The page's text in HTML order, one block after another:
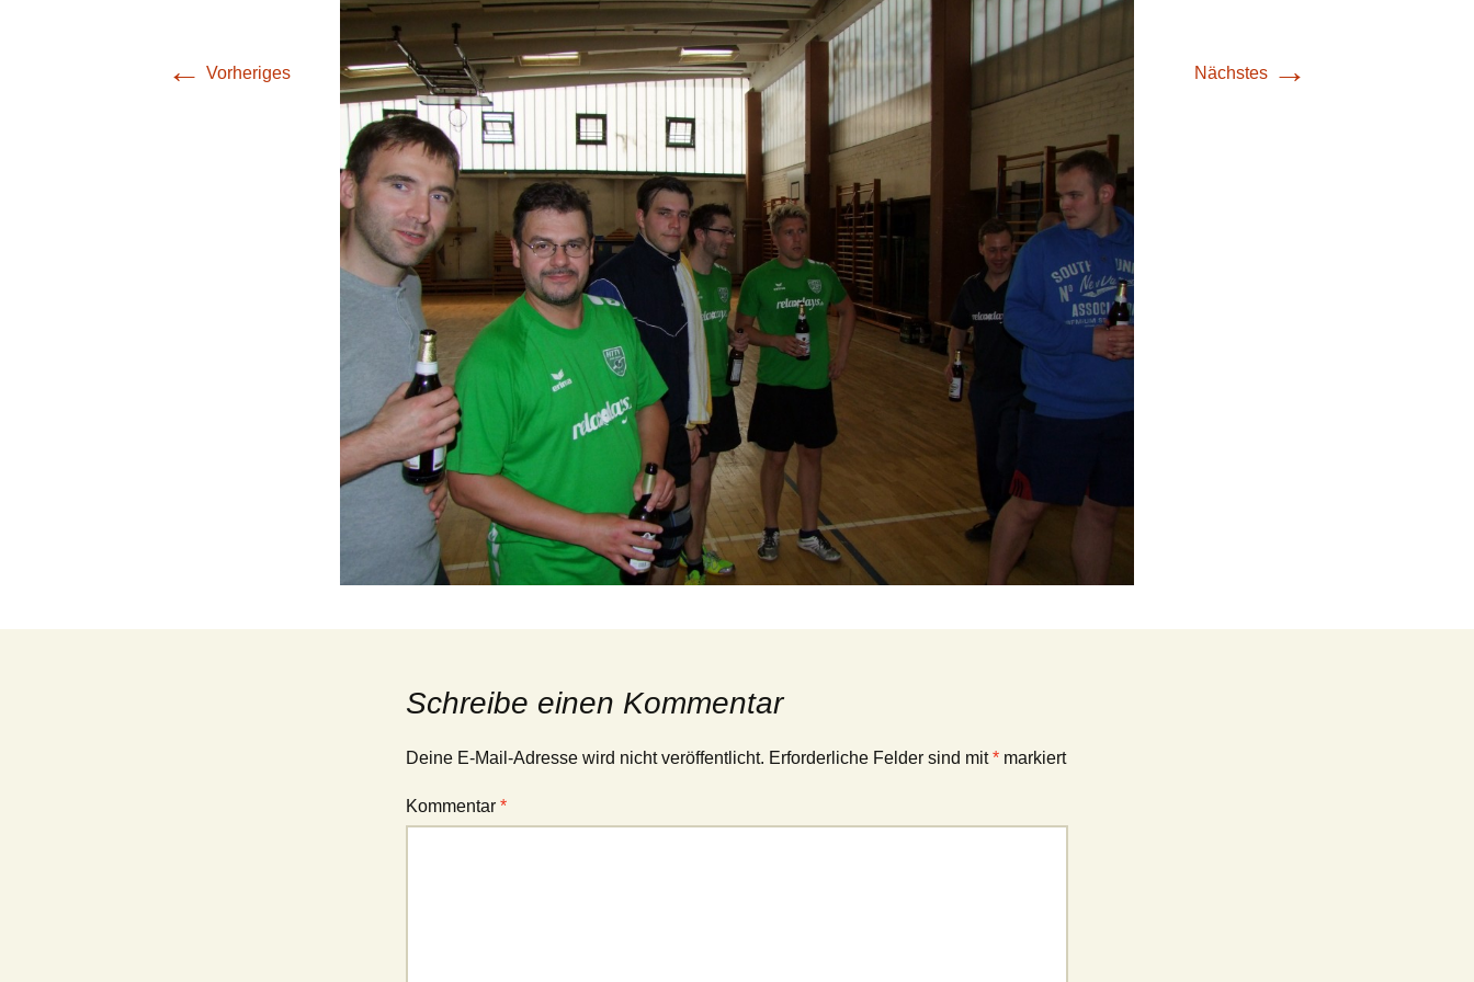
(Bezirksliga Harz /
Mansfeld-Südharz)
4. Mannschaft
(Bezirksklasse
Burgenland)
5. Mannschaft
(Stadtoberliga)
6. Mannschaft
(Stadtoberliga)
9. Mannschaft (1.
Stadtklasse)
Jugend – 1. Mannschaft
(Verbandsliga Jugend
Jugend – 2. Mannschaft
(Stadtliga Jugend)
← Vorheriges Nächstes →
Schreibe einen Kommentar
Deine E-Mail-Adresse wird nicht veröffentlicht. Erforderliche Felder sind mit* markiert
Kommentar *